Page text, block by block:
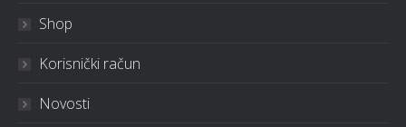
Shop
Korisnički račun
Novosti